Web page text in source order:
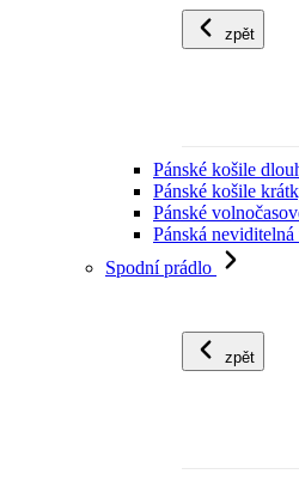
zpět
Pánské košile
Pánské košile
Pánské
Pánská neviditelná
Spodní prádlo
zpět